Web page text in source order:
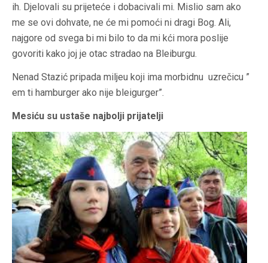
ih. Djelovali su prijeteće i dobacivali mi. Mislio sam ako
me se ovi dohvate, ne će mi pomoći ni dragi Bog. Ali,
najgore od svega bi mi bilo to da mi kći mora poslije
govoriti kako joj je otac stradao na Bleiburgu.
Nenad Stazić pripada miljeu koji ima morbidnu uzrečicu ”
em ti hamburger ako nije bleigurger”.
Mesiću su ustaše najbolji prijatelji